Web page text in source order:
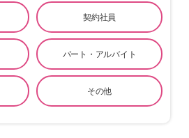
契約社員
パート・アルバイト
その他